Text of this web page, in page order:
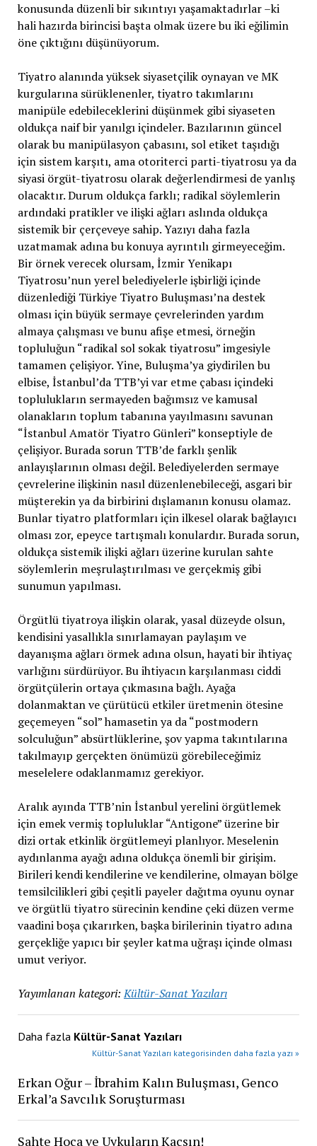
konusunda düzenli bir sıkıntıyı yaşamaktadırlar –ki
hali hazırda birincisi başta olmak üzere bu iki eğilimin
öne çıktığını düşünüyorum.
Tiyatro alanında yüksek siyasetçilik oynayan ve MK
kurgularına sürüklenenler, tiyatro takımlarını
manipüle edebileceklerini düşünmek gibi siyaseten
oldukça naif bir yanılgı içindeler. Bazılarının güncel
olarak bu manipülasyon çabasını, sol etiket taşıdığı
için sistem karşıtı, ama otoriterci parti-tiyatrosu ya da
siyasi örgüt-tiyatrosu olarak değerlendirmesi de yanlış
olacaktır. Durum oldukça farklı; radikal söylemlerin
ardındaki pratikler ve ilişki ağları aslında oldukça
sistemik bir çerçeveye sahip. Yazıyı daha fazla
uzatmamak adına bu konuya ayrıntılı girmeyeceğim.
Bir örnek verecek olursam, İzmir Yenikapı
Tiyatrosu’nun yerel belediyelerle işbirliği içinde
düzenlediği Türkiye Tiyatro Buluşması’na destek
olması için büyük sermaye çevrelerinden yardım
almaya çalışması ve bunu afişe etmesi, örneğin
topluluğun “radikal sol sokak tiyatrosu” imgesiyle
tamamen çelişiyor. Yine, Buluşma’ya giydirilen bu
elbise, İstanbul’da TTB’yi var etme çabası içindeki
toplulukların sermayeden bağımsız ve kamusal
olanakların toplum tabanına yayılmasını savunan
“İstanbul Amatör Tiyatro Günleri” konseptiyle de
çelişiyor. Burada sorun TTB’de farklı şenlik
anlayışlarının olması değil. Belediyelerden sermaye
çevrelerine ilişkinin nasıl düzenlenebileceği, asgari bir
müşterekin ya da birbirini dışlamanın konusu olamaz.
Bunlar tiyatro platformları için ilkesel olarak bağlayıcı
olması zor, epeyce tartışmalı konulardır. Burada sorun,
oldukça sistemik ilişki ağları üzerine kurulan sahte
söylemlerin meşrulaştırılması ve gerçekmiş gibi
sunumun yapılması.
Örgütlü tiyatroya ilişkin olarak, yasal düzeyde olsun,
kendisini yasallıkla sınırlamayan paylaşım ve
dayanışma ağları örmek adına olsun, hayati bir ihtiyaç
varlığını sürdürüyor. Bu ihtiyacın karşılanması ciddi
örgütçülerin ortaya çıkmasına bağlı. Ayağa
dolanmaktan ve çürütücü etkiler üretmenin ötesine
geçemeyen “sol” hamasetin ya da “postmodern
solculuğun” absürtlüklerine, şov yapma takıntılarına
takılmayıp gerçekten önümüzü görebileceğimiz
meselelere odaklanmamız gerekiyor.
Aralık ayında TTB’nin İstanbul yerelini örgütlemek
için emek vermiş topluluklar “Antigone” üzerine bir
dizi ortak etkinlik örgütlemeyi planlıyor. Meselenin
aydınlanma ayağı adına oldukça önemli bir girişim.
Birileri kendi kendilerine ve kendilerine, olmayan bölge
temsilcilikleri gibi çeşitli payeler dağıtma oyunu oynar
ve örgütlü tiyatro sürecinin kendine çeki düzen verme
vaadini boşa çıkarırken, başka birilerinin tiyatro adına
gerçekliğe yapıcı bir şeyler katma uğraşı içinde olması
umut veriyor.
Yayımlanan kategori: Kültür-Sanat Yazıları
Daha fazla Kültür-Sanat Yazıları
Kültür-Sanat Yazıları kategorisinden daha fazla yazı »
Erkan Oğur – İbrahim Kalın Buluşması, Genco
Erkal’a Savcılık Soruşturması
Sahte Hoca ve Uykuların Kaçsın!